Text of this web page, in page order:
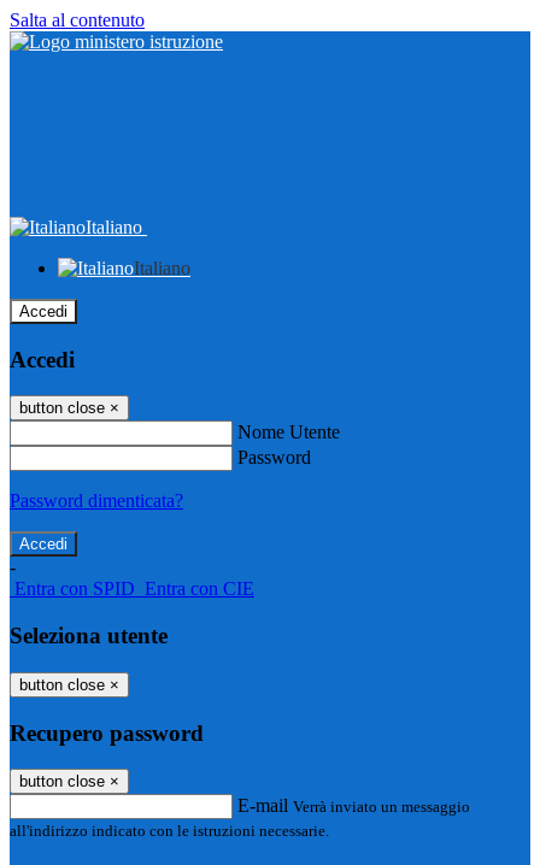
Salta al contenuto
Italiano
Italiano
Accedi
Accedi
button close ×
Nome Utente
Password
Password dimenticata?
-
Entra con SPID Entra con CIE
Seleziona utente
button close ×
Recupero password
button close ×
E-mail Verrà inviato un messaggio
all'indirizzo indicato con le istruzioni necessarie.